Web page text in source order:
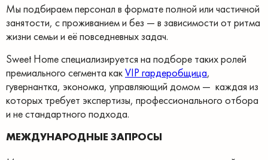
Мы подбираем персонал в формате полной или частичной
занятости, с проживанием и без — в зависимости от ритма
жизни семьи и её повседневных задач.
Sweet Home специализируется на подборе таких ролей
премиального сегмента какVIP гардеробщица,
гувернантка, экономка, управляющий домом — каждая из
которых требует экспертизы, профессионального отбора
и не стандартного подхода.
МЕЖДУНАРОДНЫЕ ЗАПРОСЫ